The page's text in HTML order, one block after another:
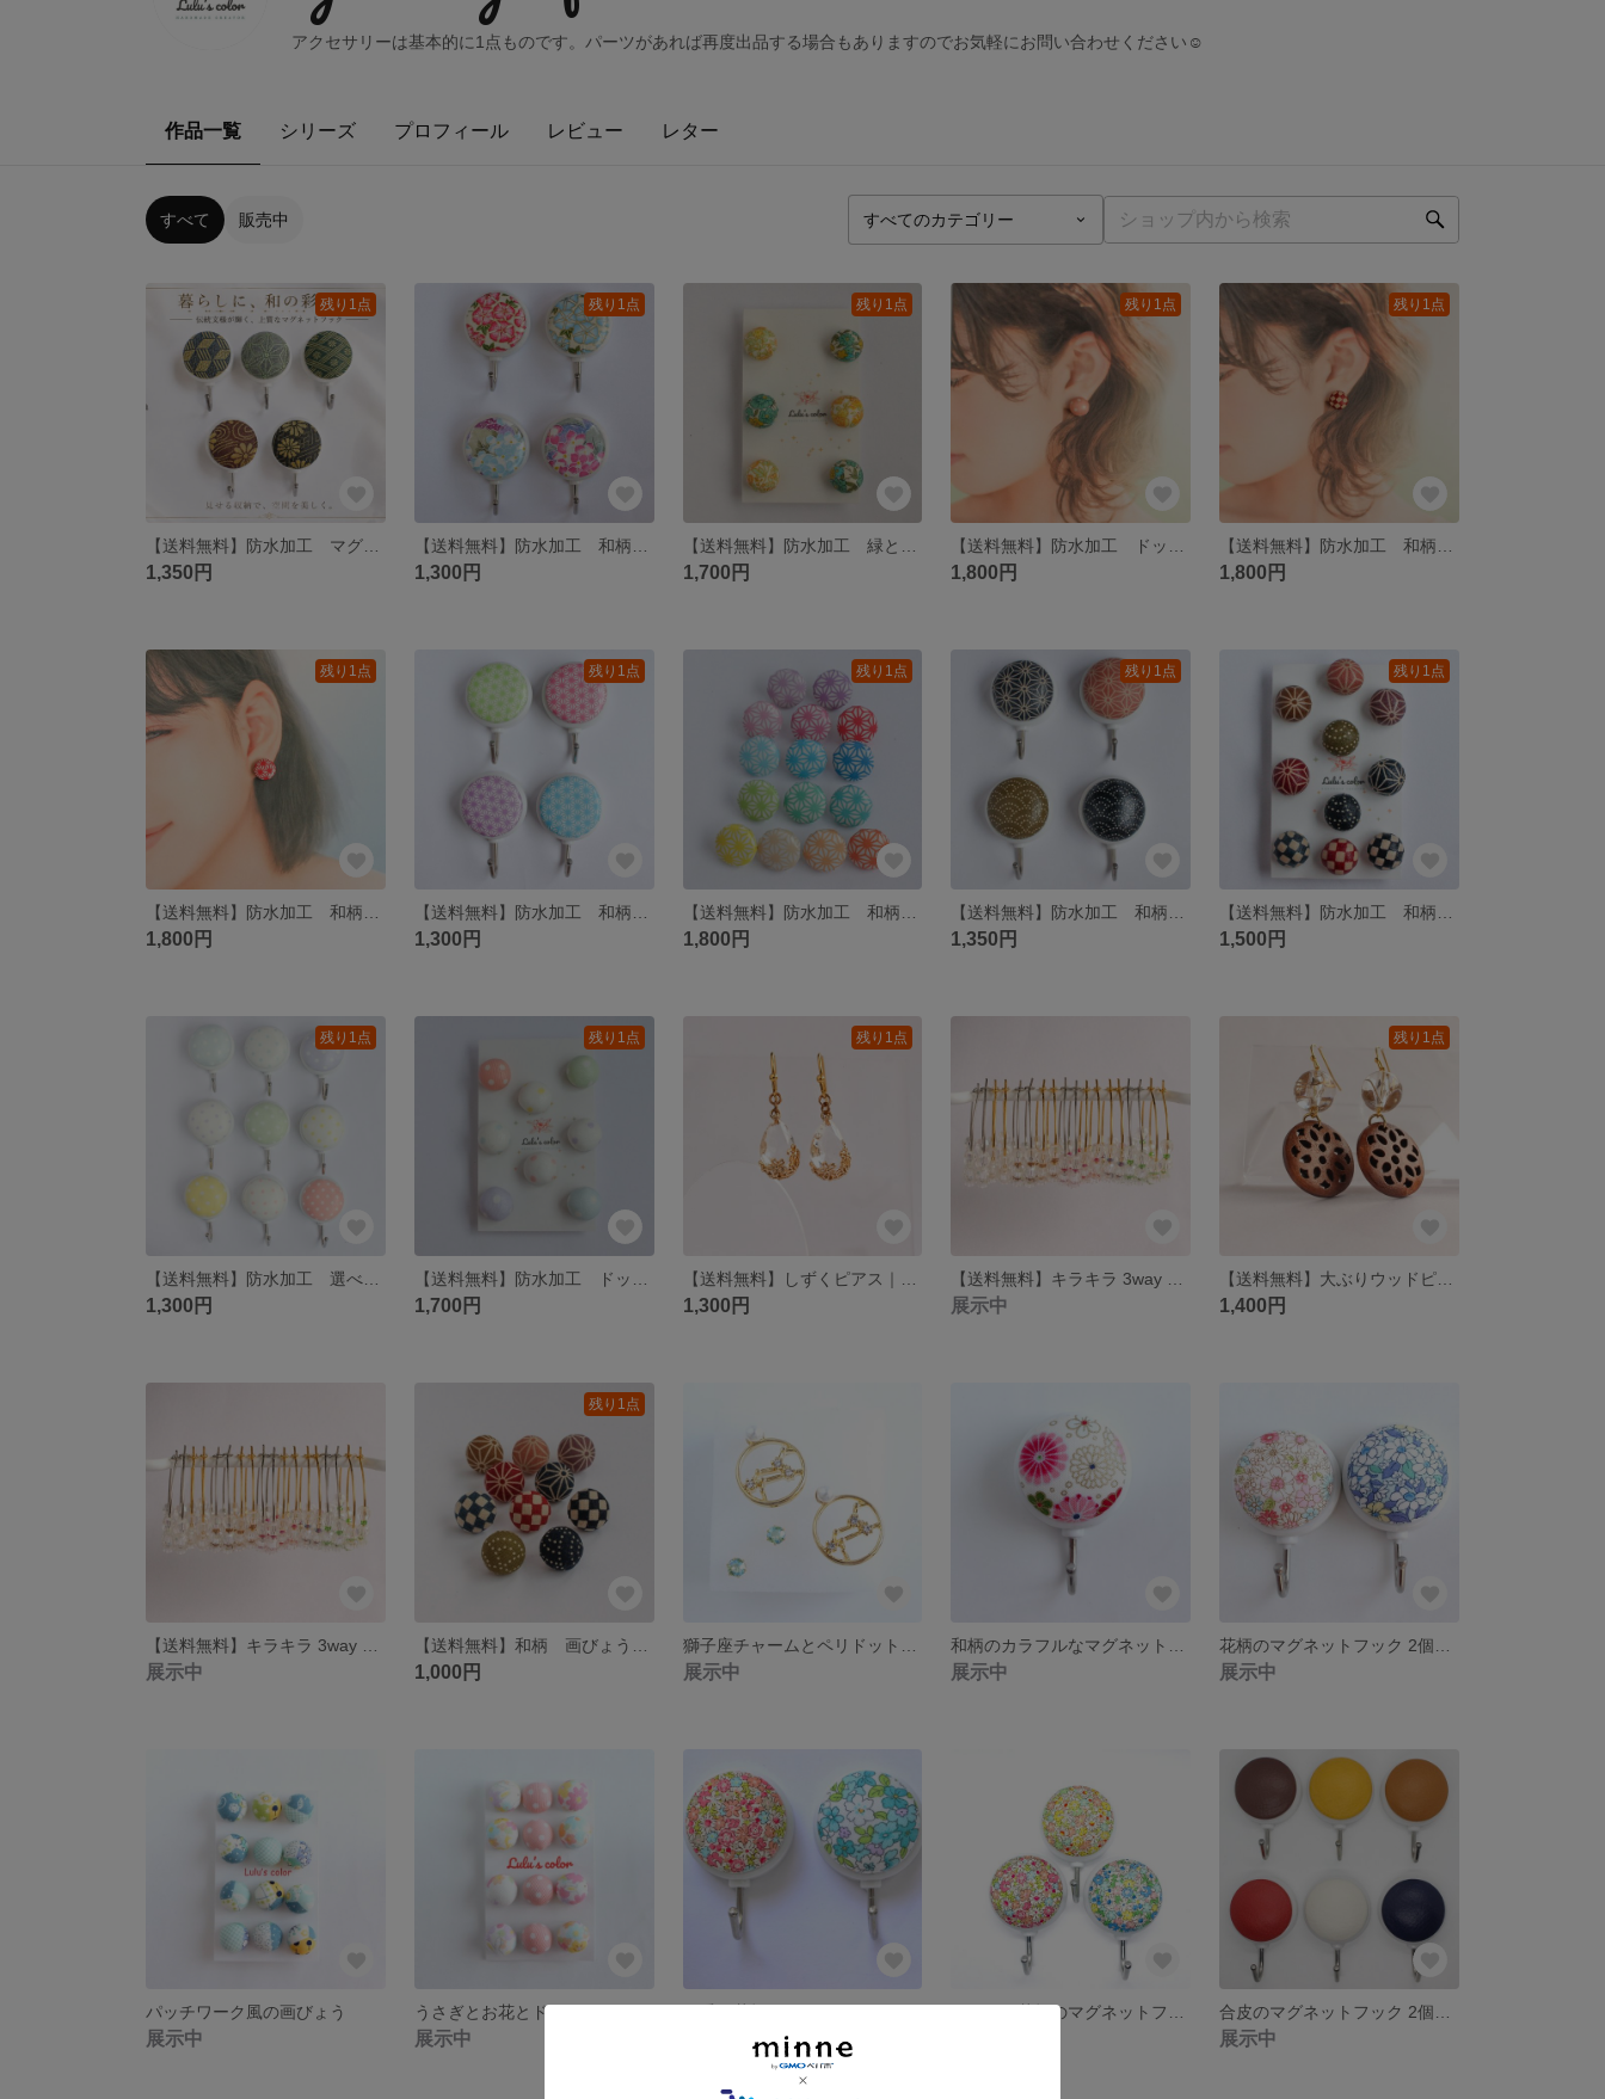
アクセサリーは基本的に1点ものです。パーツがあれば再度出品する場合もありますのでお気軽にお問い合わせください☺︎
作品一覧 シリーズ プロフィール レビュー レター
すべて 販売中
残り1点
1,350円
残り1点
1,300円
残り1点
1,700円
残り1点
1,800円
残り1点
1,800円
残り1点
1,800円
残り1点
1,300円
残り1点
1,800円
残り1点
1,350円
残り1点
1,500円
残り1点
1,300円
残り1点
1,700円
残り1点
1,300円 展示中
残り1点
1,400円
展示中
残り1点
1,000円 展示中 展示中 展示中
パッチワーク風の画びょう
展示中 展示中 展示中